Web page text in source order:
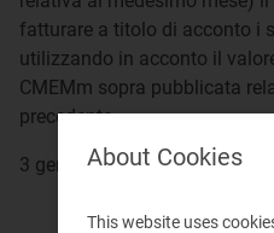
fatturare a titolo di acconto i
utilizzando in acconto il
CMEMm sopra pubblicata
precedente.
3 gennaio 2024About Cookies
This website uses